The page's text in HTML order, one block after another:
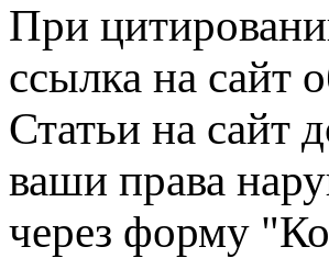
При
ссылка на сайт
Статьи на сайт
ваши права
через форму